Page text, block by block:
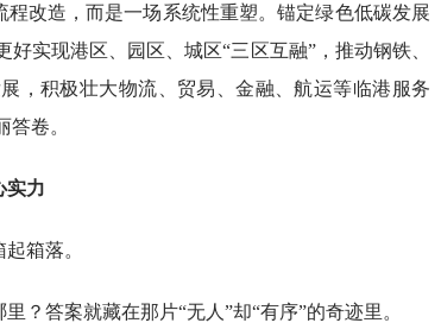
改造，而是一场系统性重塑。锚定绿色低碳发展
实现港区、园区、城区“三区互融”，推动钢铁、
，积极壮大物流、贸易、金融、航运等临港服务
卷。
实力
箱落。
？答案就藏在那片“无人”却“有序”的奇迹里。